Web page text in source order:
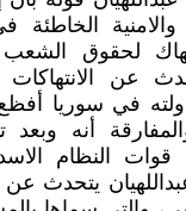
والامنية
لحقوق
عن الانتهاكات
في سوريا
أنه وبعد
قوات النظام
يتحدث